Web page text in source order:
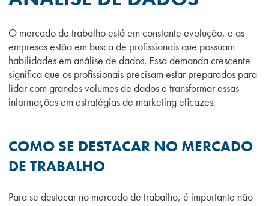
O mercado de trabalho está em constante evolução, e as
empresas estão em busca de profissionais que possuam
habilidades em análise de dados. Essa demanda crescente
significa que os profissionais precisam estar preparados para
lidar com grandes volumes de dados e transformar essas
informações em estratégias de marketing eficazes.
COMO SE DESTACAR NO MERCADO
DE TRABALHO
Para se destacar no mercado de trabalho, é importante não